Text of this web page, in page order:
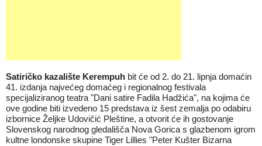
Satiričko kazalište Kerempuh bit će od 2. do 21. lipnja domaćin
41. izdanja najvećeg domaćeg i regionalnog festivala
specijaliziranog teatra "Dani satire Fadila Hadžića", na kojima će
ove godine biti izvedeno 15 predstava iz šest zemalja po odabiru
izbornice Željke Udovičić Pleštine, a otvorit će ih gostovanje
Slovenskog narodnog gledališča Nova Gorica s glazbenom igrom
kultne londonske skupine Tiger Lillies "Peter Kušter Bizarna